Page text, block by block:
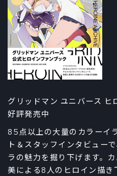
グリッドマン ユニバース ヒ
好評発売中
85点以上の大量のカラーイ
ト＆スタッフインタビュー
ラの魅力を掘り下げます。
美による8人のヒロイン描き